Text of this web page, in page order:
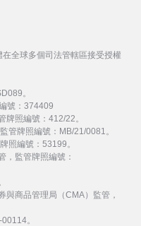
全球多個司法管轄區接受授權
。
號：374409
牌照編號：412/22。
管牌照編號：MB/21/0081。
照編號：53199。
，監管牌照編號：
商品管理局（CMA）監管，
。